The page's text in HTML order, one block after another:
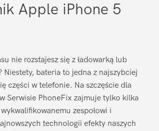
Apple iPhone 5
nie rozstajesz się z ładowarką lub
Niestety, bateria to jedna z najszybciej
części w telefonie. Na szczęście dla
Serwisie PhoneFix zajmuje tylko kilka
zespołowi i
technologii efekty naszych